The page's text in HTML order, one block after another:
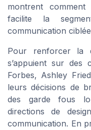
montrent
facilite la
communication
Pour renforcer la
s’appuient sur des
Forbes, Ashley
leurs décisions de
des garde fous
directions de
communication. En